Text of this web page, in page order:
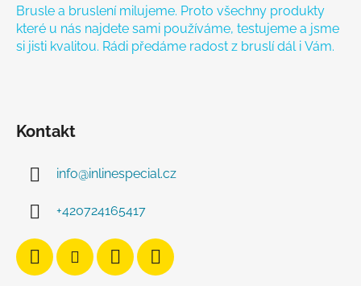
Brusle a bruslení milujeme. Proto všechny produkty
které u nás najdete sami používáme, testujeme a jsme
si jisti kvalitou. Rádi předáme radost z bruslí dál i Vám.
Kontakt
info@inlinespecial.cz
+420724165417